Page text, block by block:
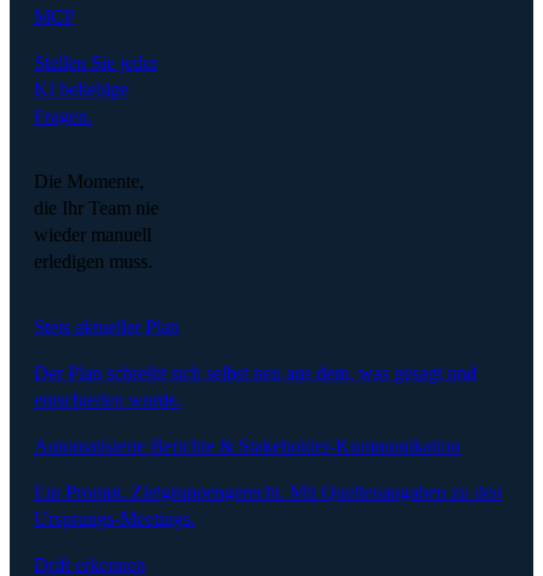
MCP
Stellen Sie jeder
KI beliebige
Fragen.
Die Momente,
die Ihr Team nie
wieder manuell
erledigen muss.
Stets aktueller Plan
Der Plan schreibt sich selbst neu aus dem, was gesagt und
entschieden wurde.
Automatisierte Berichte & Stakeholder-Kommunikation
Ein Prompt. Zielgruppengerecht. Mit Quellenangaben zu den
Ursprungs-Meetings.
Drift erkennen